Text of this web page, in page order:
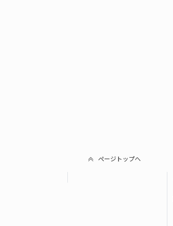
ページトップへ